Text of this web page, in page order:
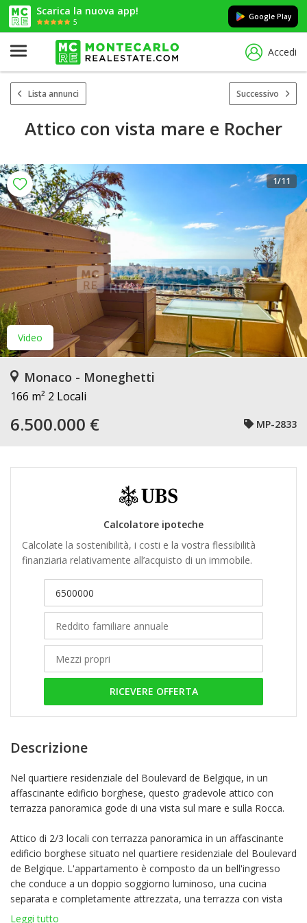
Scarica la nuova app!
5
Google Play
Accedi
Lista annunci Successivo
Attico con vista mare e Rocher
Video
1/11
Monaco - Moneghetti
166 m² 2 Locali
6.500.000 € MP-2833
Calcolatore ipoteche
Calcolate la sostenibilità, i costi e la vostra flessibilità
finanziaria relativamente all’acquisto di un immobile.
RICEVERE OFFERTA
Descrizione
Nel quartiere residenziale del Boulevard de Belgique, in un
affascinante edificio borghese, questo gradevole attico con
terrazza panoramica gode di una vista sul mare e sulla Rocca.
Attico di 2/3 locali con terrazza panoramica in un affascinante
edificio borghese situato nel quartiere residenziale del Boulevard
de Belgique. L'appartamento è composto da un bell'ingresso
che conduce a un doppio soggiorno luminoso, una cucina
separata e completamente attrezzata, una terrazza con vista
smare e sulla Rocca e una camera matrimoniale che offre uno
Leggi tutto